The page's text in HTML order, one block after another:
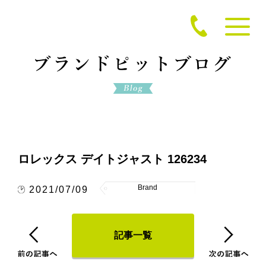
ロレックス デイトジャスト 126234
2021/07/09 Brand
記事一覧